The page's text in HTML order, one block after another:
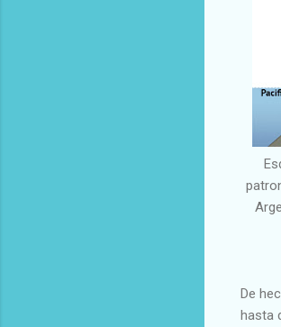
De
hasta